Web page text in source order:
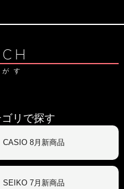
す
リで探す
CASIO 8月新商品
SEIKO 7月新商品